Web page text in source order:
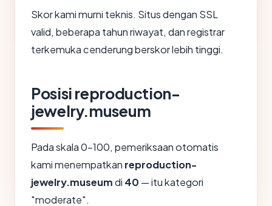
Skor kami murni teknis. Situs dengan SSL
valid, beberapa tahun riwayat, dan registrar
terkemuka cenderung berskor lebih tinggi.
Posisi reproduction-
jewelry.museum
Pada skala 0-100, pemeriksaan otomatis
kami menempatkan reproduction-
jewelry.museumdi 40 — itu kategori
"moderate".